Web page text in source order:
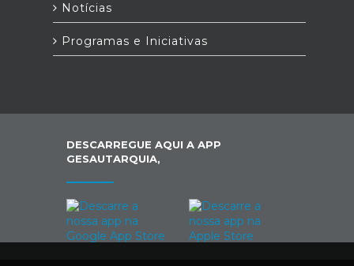
Notícias
Programas e Iniciativas
DESCARREGUE AQUI A APP
GESAUTARQUIA,